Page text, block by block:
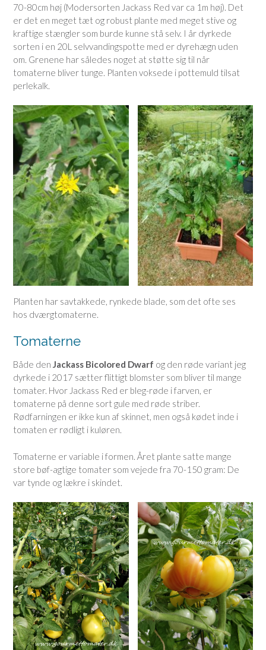
70-80cm høj (Modersorten Jackass Red var ca 1m høj). Det
er det en meget tæt og robust plante med meget stive og
kraftige stængler som burde kunne stå selv. I år dyrkede
sorten i en 20L selvvandingspotte med er dyrehægn uden
om. Grenene har således noget at støtte sig til når
tomaterne bliver tunge. Planten voksede i pottemuld tilsat
perlekalk.
Planten har savtakkede, rynkede blade, som det ofte ses
hos dværgtomaterne.
Tomaterne
Både den Jackass Bicolored Dwarf og den røde variant jeg
dyrkede i 2017 sætter flittigt blomster som bliver til mange
tomater. Hvor Jackass Red er bleg-røde i farven, er
tomaterne på denne sort gule med røde striber.
Rødfarningen er ikke kun af skinnet, men også kødet inde i
tomaten er rødligt i kuløren.
Tomaterne er variable i formen. Året plante satte mange
store bøf-agtige tomater som vejede fra 70-150 gram: De
var tynde og lækre i skindet.